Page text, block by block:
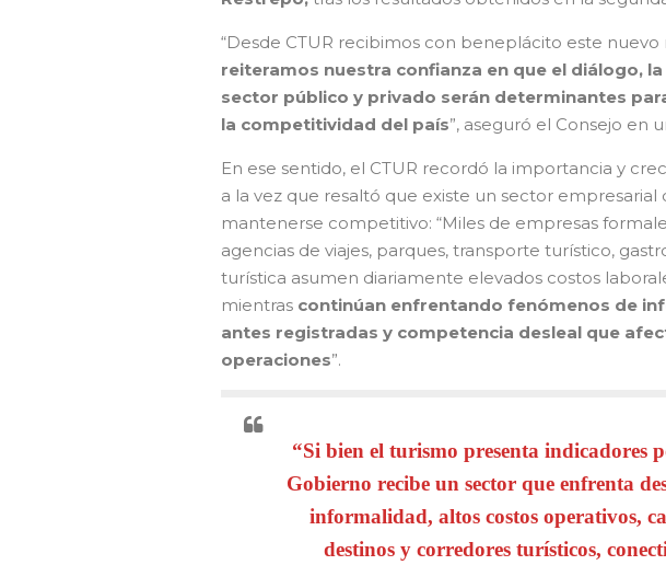
“Desde CTUR recibimos con beneplácito este
reiteramos nuestra confianza en que el diálogo,
sector público y privado serán determinantes
la competitividad del país”, aseguró el Consejo en
En ese sentido, el CTUR recordó la importancia y
a la vez que resaltó que existe un sector
mantenerse competitivo: “Miles de empresas
agencias de viajes, parques, transporte turístico,
turística asumen diariamente elevados costos
mientras continúan enfrentando fenómenos de
antes registradas y competencia desleal que
operaciones”.
“Si bien el turismo presenta indicadores
Gobierno recibe un sector que enfrenta
informalidad, altos costos operativos,
destinos y corredores turísticos,